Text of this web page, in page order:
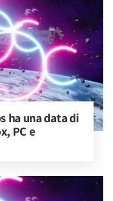
ha una data di
PC e